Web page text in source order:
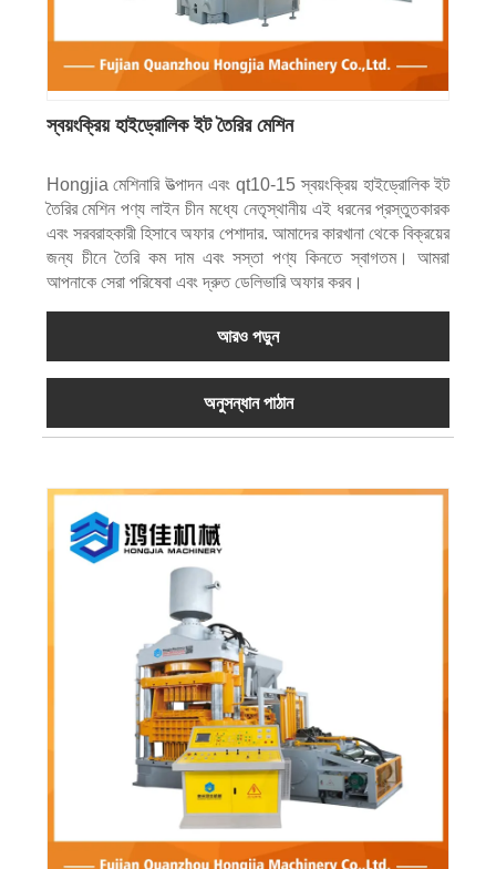
স্বয়ংক্রিয় হাইড্রোলিক ইট তৈরির মেশিন
Hongjia মেশিনারি উত্পাদন এবং qt10-15 স্বয়ংক্রিয় হাইড্রোলিক ইট
তৈরির মেশিন পণ্য লাইন চীন মধ্যে নেতৃস্থানীয় এই ধরনের প্রস্তুতকারক
এবং সরবরাহকারী হিসাবে অফার পেশাদার. আমাদের কারখানা থেকে বিক্রয়ের
জন্য চীনে তৈরি কম দাম এবং সস্তা পণ্য কিনতে স্বাগতম। আমরা
আপনাকে সেরা পরিষেবা এবং দ্রুত ডেলিভারি অফার করব।
আরও পড়ুন
অনুসন্ধান পাঠান